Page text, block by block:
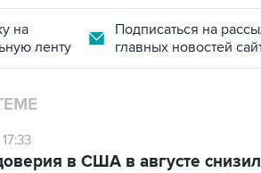
на
ленту
Подписаться на
главных новостей
в США в августе